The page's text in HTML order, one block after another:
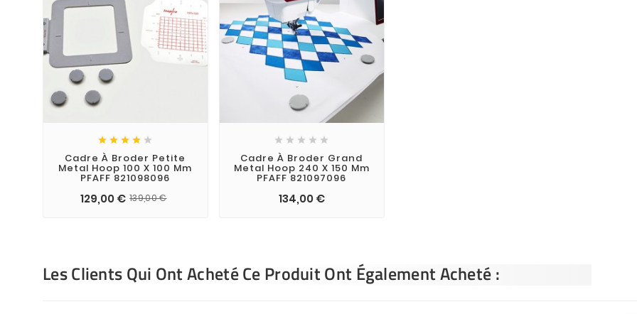
    
Cadre À Broder Petite
Metal Hoop 100 X 100 Mm
PFAFF 821098096
129,00 € 139,00 €
    
Cadre À Broder Grand
Metal Hoop 240 X 150 Mm
PFAFF 821097096
134,00 €
Les Clients Qui Ont Acheté Ce Produit Ont Également Acheté :